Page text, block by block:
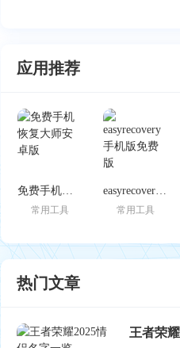
应用推荐
免费手机恢复大师安卓版
常用工具
easyrecovery手机版免费版
常用工具
热门文章
王者荣